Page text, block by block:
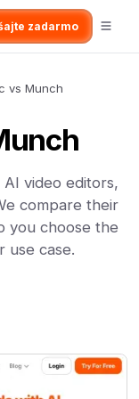
zadarmo
vs Munch
video editors,
compare their
you choose the
use case.